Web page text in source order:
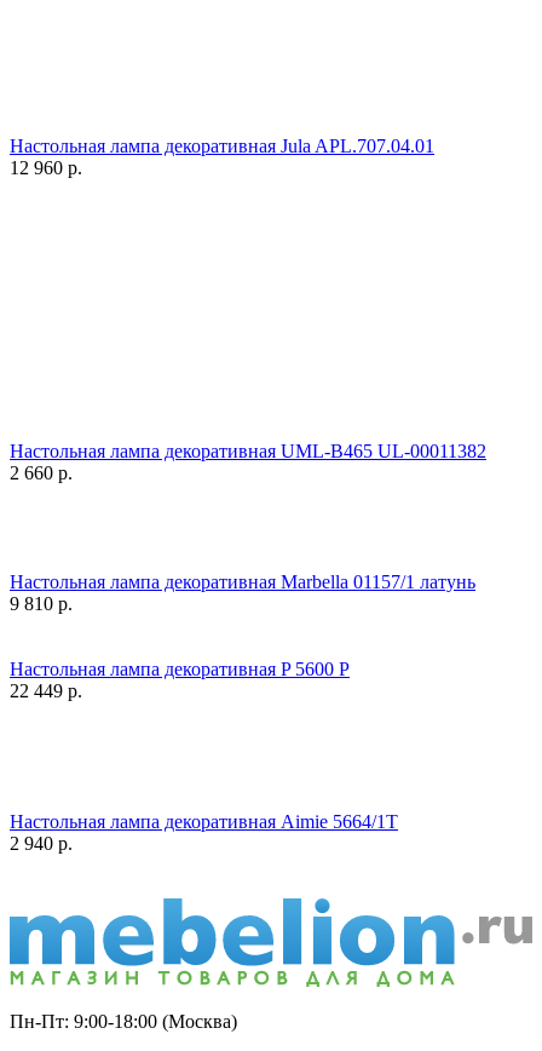
Настольная лампа декоративная Jula APL.707.04.01
12 960 р.
Настольная лампа декоративная UML-B465 UL-00011382
2 660 р.
Настольная лампа декоративная Marbella 01157/1 латунь
9 810 р.
Настольная лампа декоративная P 5600 P
22 449 р.
Настольная лампа декоративная Aimie 5664/1T
2 940 р.
Пн-Пт: 9:00-18:00 (Москва)